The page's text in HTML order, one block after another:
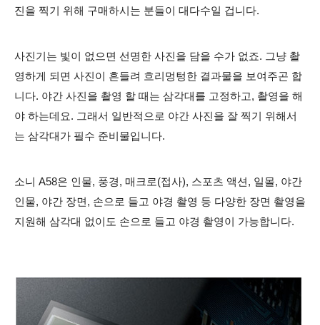
진을 찍기 위해 구매하시는 분들이 대다수일 겁니다.
사진기는 빛이 없으면 선명한 사진을 담을 수가 없죠. 그냥 촬
영하게 되면 사진이 흔들려 흐리멍텅한 결과물을 보여주곤 합
니다. 야간 사진을 촬영 할 때는 삼각대를 고정하고, 촬영을 해
야 하는데요. 그래서 일반적으로 야간 사진을 잘 찍기 위해서
는 삼각대가 필수 준비물입니다.
소니 A58은 인물, 풍경, 매크로(접사), 스포츠 액션, 일몰, 야간
인물, 야간 장면, 손으로 들고 야경 촬영 등 다양한 장면 촬영을
지원해 삼각대 없이도 손으로 들고 야경 촬영이 가능합니다.